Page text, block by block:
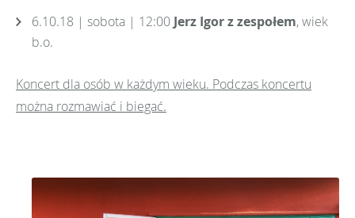
6.10.18 | sobota | 12:00 Jerz Igor z zespołem, wiek
b.o.
Koncert dla osób w każdym wieku. Podczas koncertu
można rozmawiać i biegać.